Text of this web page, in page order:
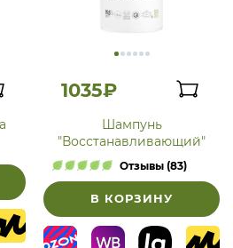
1035₽
Шампунь
"Восстанавливающий"
Отзывы (83)
В КОРЗИНУ